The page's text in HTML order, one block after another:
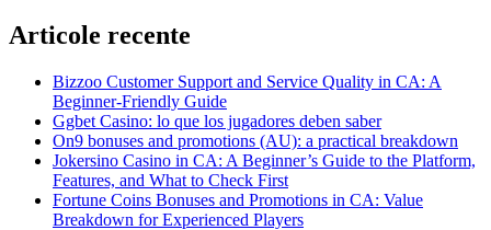
Articole recente
Bizzoo Customer Support and Service Quality in CA: A
Beginner-Friendly Guide
Ggbet Casino: lo que los jugadores deben saber
On9 bonuses and promotions (AU): a practical breakdown
Jokersino Casino in CA: A Beginner’s Guide to the Platform,
Features, and What to Check First
Fortune Coins Bonuses and Promotions in CA: Value
Breakdown for Experienced Players